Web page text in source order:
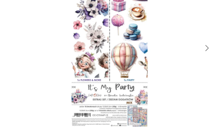
MOJE OBJEDNÁVKA
Moje objednávka
Oblíbené ♥️
Obchodní podmínky
Podmínky ochrany osobních údajů
Ověřování recenzí